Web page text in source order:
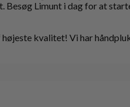
Limunt i dag for at
kvalitet! Vi har